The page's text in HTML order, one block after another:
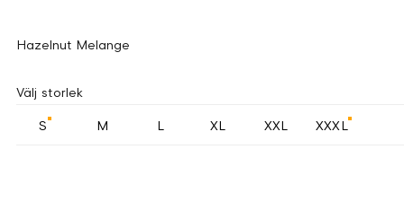
Hazelnut Melange
Välj storlek
S M L XL XXL XXXL